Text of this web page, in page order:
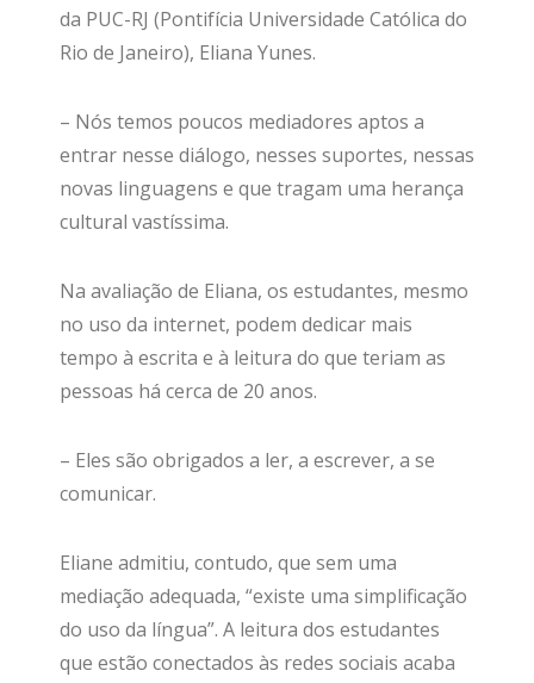
da PUC-RJ (Pontifícia Universidade Católica do
Rio de Janeiro), Eliana Yunes.
– Nós temos poucos mediadores aptos a
entrar nesse diálogo, nesses suportes, nessas
novas linguagens e que tragam uma herança
cultural vastíssima.
Na avaliação de Eliana, os estudantes, mesmo
no uso da internet, podem dedicar mais
tempo à escrita e à leitura do que teriam as
pessoas há cerca de 20 anos.
– Eles são obrigados a ler, a escrever, a se
comunicar.
Eliane admitiu, contudo, que sem uma
mediação adequada, “existe uma simplificação
do uso da língua”. A leitura dos estudantes
que estão conectados às redes sociais acaba